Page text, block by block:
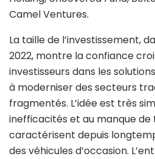
Camel Ventures.
La taille de l’investissement,
2022, montre la confiance
investisseurs dans les
à moderniser des secteurs
fragmentés. L’idée est très
inefficacités et au manque
caractérisent depuis
des véhicules d’occasion.